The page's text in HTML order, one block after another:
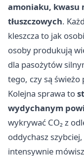
amoniaku, kwasu
tłuszczowych.
kleszcza to jak
osoby produkują
dla pasożytów
tego, czy są świeżo
Kolejna sprawa to
wydychanym
wykrywać CO₂ z
oddychasz
intensywnie